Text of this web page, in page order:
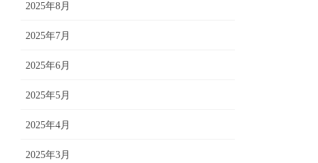
2025年8月
2025年7月
2025年6月
2025年5月
2025年4月
2025年3月